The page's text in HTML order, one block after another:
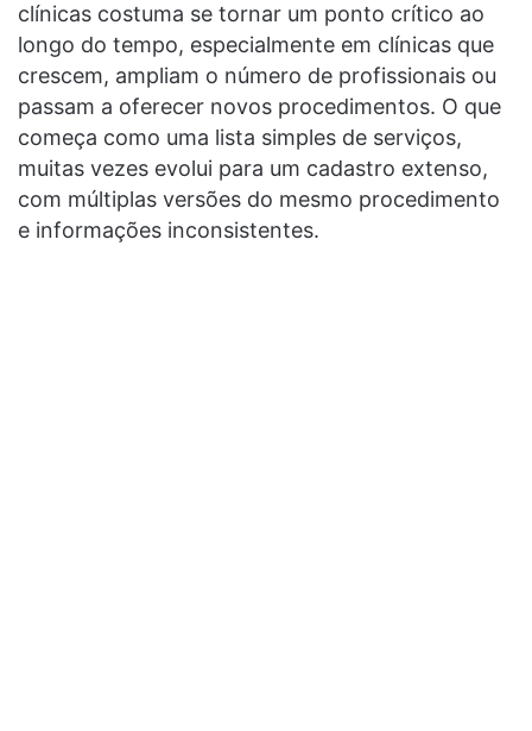
clínicas costuma se tornar um ponto crítico ao
longo do tempo, especialmente em clínicas que
crescem, ampliam o número de profissionais ou
passam a oferecer novos procedimentos. O que
começa como uma lista simples de serviços,
muitas vezes evolui para um cadastro extenso,
com múltiplas versões do mesmo procedimento
e informações inconsistentes.